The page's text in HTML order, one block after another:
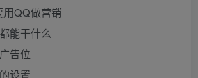
QQ做营销
能干什么
告位
设置